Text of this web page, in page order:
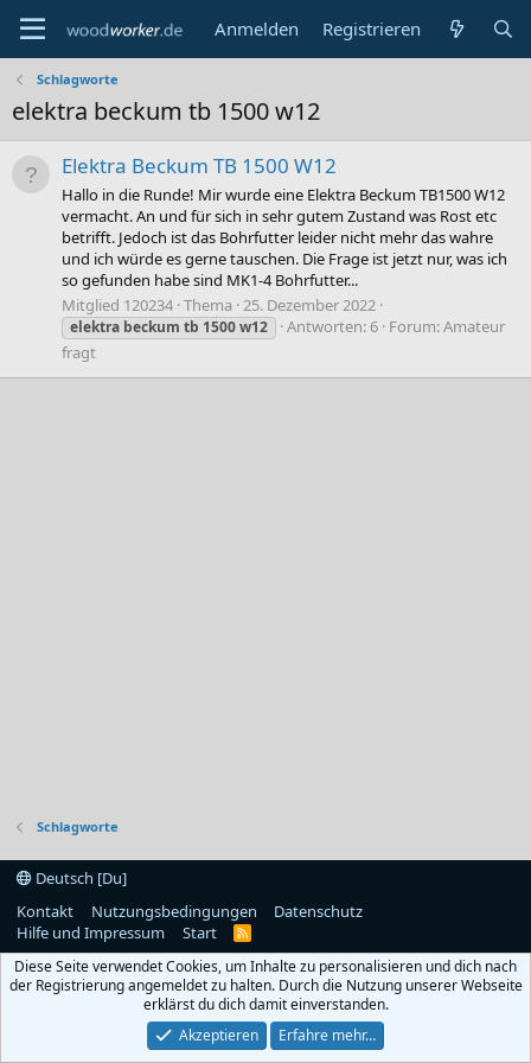
Anmelden Registrieren
Schlagworte
elektra beckum tb 1500 w12
Elektra Beckum TB 1500 W12
Hallo in die Runde! Mir wurde eine Elektra Beckum TB1500 W12
vermacht. An und für sich in sehr gutem Zustand was Rost etc
betrifft. Jedoch ist das Bohrfutter leider nicht mehr das wahre
und ich würde es gerne tauschen. Die Frage ist jetzt nur, was ich
so gefunden habe sind MK1-4 Bohrfutter...
Mitglied 120234 Thema 25. Dezember 2022
elektra beckum tb 1500w12 Antworten: 6 Forum:Amateur
fragt
Schlagworte
Deutsch [Du]
Kontakt
Nutzungsbedingungen
Datenschutz
Hilfe und Impressum
Start
R
S
Diese Seite verwendet Cookies, um Inhalte zu personalisieren und dich nach
der Registrierung angemeldet zu halten. Durch die Nutzung unserer Webseite
erklärst du dich damit einverstanden.
Akzeptieren
Erfahre mehr…